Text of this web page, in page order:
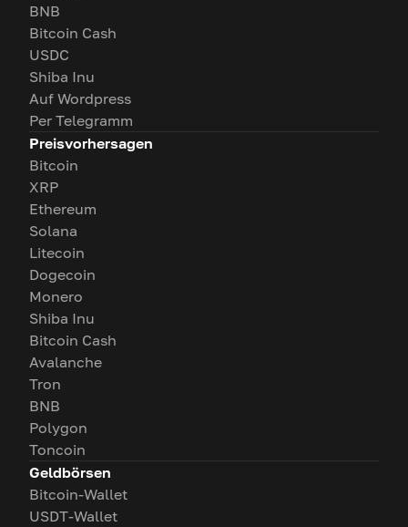
BNB
Bitcoin Cash
USDC
Shiba Inu
Auf Wordpress
Per Telegramm
Preisvorhersagen
Bitcoin
XRP
Ethereum
Solana
Litecoin
Dogecoin
Monero
Shiba Inu
Bitcoin Cash
Avalanche
Tron
BNB
Polygon
Toncoin
Geldbörsen
Bitcoin-Wallet
USDT-Wallet